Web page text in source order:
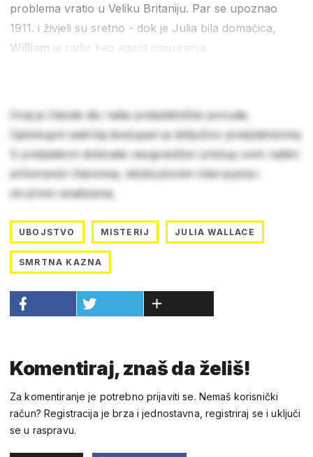
problema vratio u Veliku Britaniju. Par se upoznao
1911. i živjeli su sretno - dok je Julia bila domaćica,
William je radio kao agent osiguranja.
Ovaj je članak dio naše pretplatničke ponude.
Cjelokupni sadržaj dostupan je isključivo pretplatnicima.
S pretplatom dobivate neograničen pristup svim našim
arhiviranim člancima, ekskluzivnim intervjuima i
stručnim analizama.
UBOJSTVO MISTERIJ JULIA WALLACE
SMRTNA KAZNA
Komentiraj, znaš da želiš!
Za komentiranje je potrebno prijaviti se. Nemaš korisnički
račun? Registracija je brza i jednostavna, registriraj se i uključi
se u raspravu.